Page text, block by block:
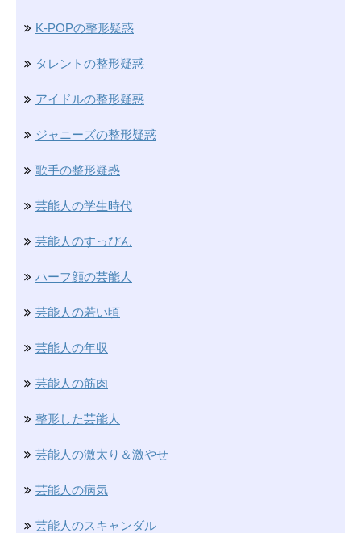
K-POPの整形疑惑
タレントの整形疑惑
アイドルの整形疑惑
ジャニーズの整形疑惑
歌手の整形疑惑
芸能人の学生時代
芸能人のすっぴん
ハーフ顔の芸能人
芸能人の若い頃
芸能人の年収
芸能人の筋肉
整形した芸能人
芸能人の激太り＆激やせ
芸能人の病気
芸能人のスキャンダル